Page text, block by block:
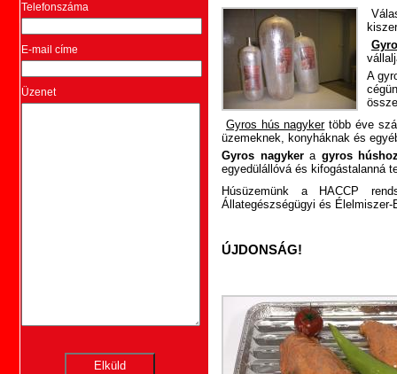
Telefonszáma
E-mail címe
Üzenet
A
Gyros hús nagykertöbb éve
üzemeknek, konyháknak és
Gyros nagykera gyros
egyedülállóvá és kifogástalanná
Húsüzemünk a HACCP
Állategészségügyi és
ÚJDONSÁG!